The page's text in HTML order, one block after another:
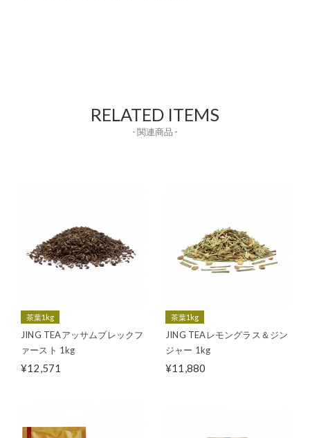
RELATED ITEMS
- 関連商品 -
茶葉1kg
JING TEAアッサムブレックフ
ァースト 1kg
¥12,571
茶葉1kg
JING TEAレモングラス＆ジン
ジャー 1kg
¥11,880